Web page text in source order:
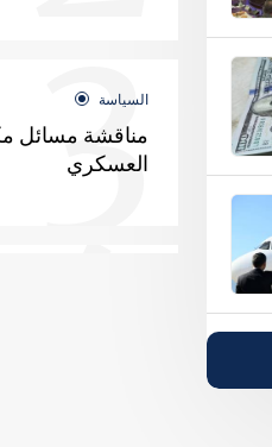
السياسة
مناقشة مسائل
العسكري
3